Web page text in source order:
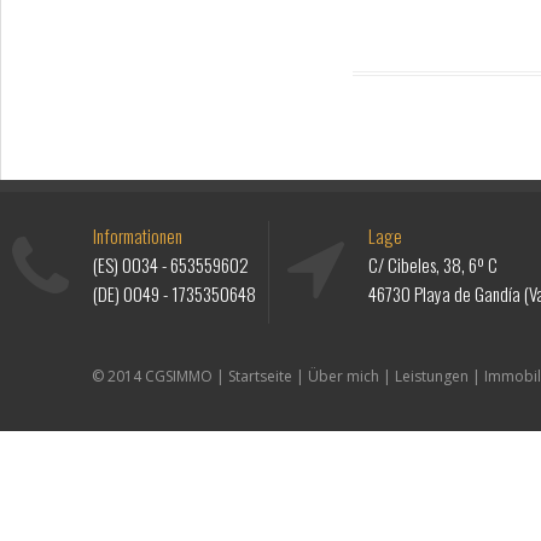
Informationen
(ES)0034 - 653559602
(DE)0049 - 1735350648
Lage
C/ Cibeles, 38, 6º C
46730 Playa de Gandía
© 2014 CGSIMMO | Startseite | Über mich | Leistungen |